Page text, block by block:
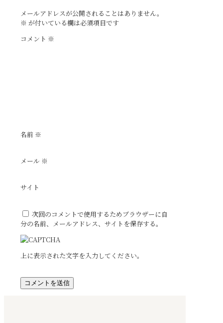
メールアドレスが公開されることはありません。
※ が付いている欄は必須項目です
コメント ※
名前 ※
メール ※
サイト
次回のコメントで使用するためブラウザーに自
分の名前、メールアドレス、サイトを保存する。
上に表示された文字を入力してください。